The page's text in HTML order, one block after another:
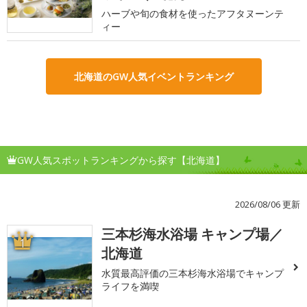
ハーブや旬の食材を使ったアフタヌーンテ
ィー
北海道のGW人気イベントランキング
GW人気スポットランキングから探す【北海道】
2026/08/06 更新
1
三本杉海水浴場 キャンプ場／
北海道
水質最高評価の三本杉海水浴場でキャンプ
ライフを満喫